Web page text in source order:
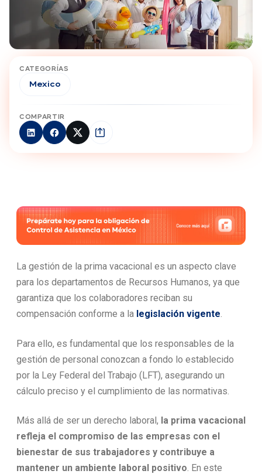
CATEGORÍAS
Mexico
COMPARTIR
La gestión de la prima vacacional es un aspecto clave
para los departamentos de Recursos Humanos, ya que
garantiza que los colaboradores reciban su
compensación conforme a la legislación vigente.
Para ello, es fundamental que los responsables de la
gestión de personal conozcan a fondo lo establecido
por la Ley Federal del Trabajo (LFT), asegurando un
cálculo preciso y el cumplimiento de las normativas.
Más allá de ser un derecho laboral, la prima vacacional
refleja el compromiso de las empresas con el
bienestar de sus trabajadores y contribuye a
mantener un ambiente laboral positivo. En este